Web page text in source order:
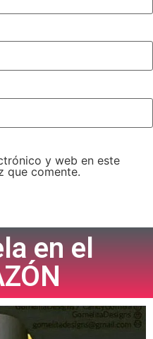
y web en este
que comente.
en el